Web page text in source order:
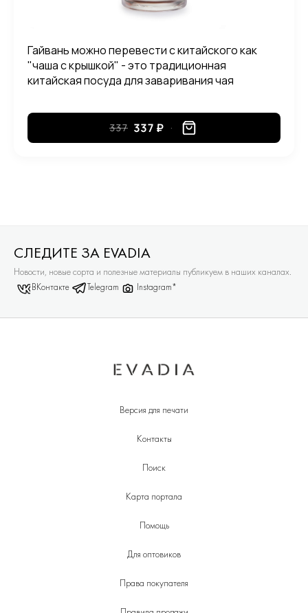
Гайвань можно перевести с китайского как
"чаша с крышкой" - это традиционная
китайская посуда для заваривания чая
337 337 ₽
СЛЕДИТЕ ЗА EVADIA
Новости, новые сорта и полезные материалы публикуем в наших каналах.
ВКонтакте Telegram Instagram*
Версия для печати
Контакты
Поиск
Карта портала
Помощь
Для оптовиков
Права покупателя